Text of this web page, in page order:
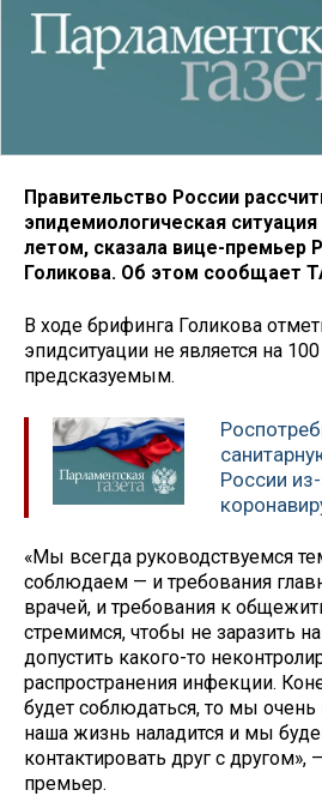
Правительство России
эпидемиологическая
летом, сказала вице-премьер
Голикова. Об этом сообщает
В ходе брифинга Голикова
эпидситуации не является на
предсказуемым.
России
«Мы всегда руководствуемся
соблюдаем — и требования
врачей, и требования к
стремимся, чтобы не заразить
допустить какого-то
распространения инфекции.
будет соблюдаться, то мы
наша жизнь наладится и мы
контактировать друг с другом»,
премьер.